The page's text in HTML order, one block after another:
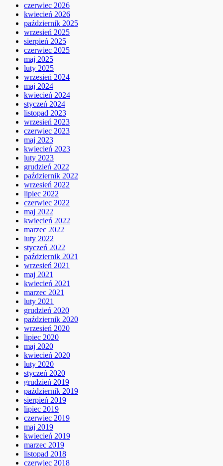
czerwiec 2026
kwiecień 2026
październik 2025
wrzesień 2025
sierpień 2025
czerwiec 2025
maj 2025
luty 2025
wrzesień 2024
maj 2024
kwiecień 2024
styczeń 2024
listopad 2023
wrzesień 2023
czerwiec 2023
maj 2023
kwiecień 2023
luty 2023
grudzień 2022
październik 2022
wrzesień 2022
lipiec 2022
czerwiec 2022
maj 2022
kwiecień 2022
marzec 2022
luty 2022
styczeń 2022
październik 2021
wrzesień 2021
maj 2021
kwiecień 2021
marzec 2021
luty 2021
grudzień 2020
październik 2020
wrzesień 2020
lipiec 2020
maj 2020
kwiecień 2020
luty 2020
styczeń 2020
grudzień 2019
październik 2019
sierpień 2019
lipiec 2019
czerwiec 2019
maj 2019
kwiecień 2019
marzec 2019
listopad 2018
czerwiec 2018